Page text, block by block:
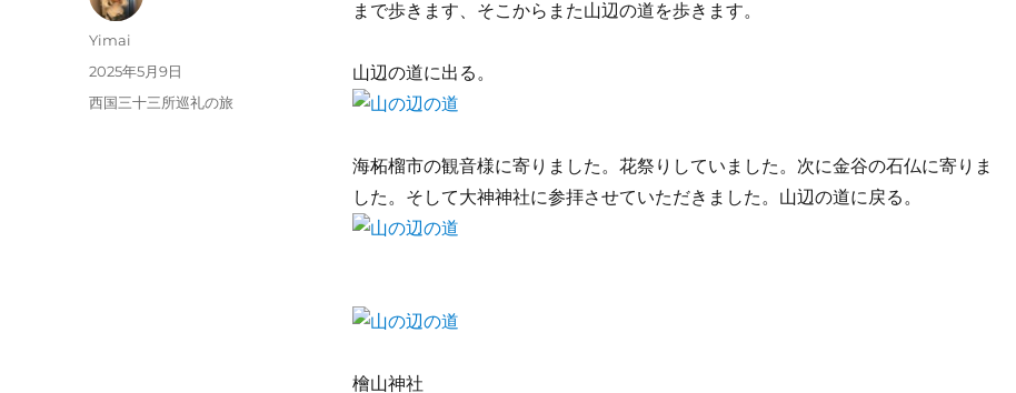
まで歩きます、そこからまた山辺の道を歩きます。
山辺の道に出る。
海柘榴市の観音様に寄りました。花祭りしていました。次に金谷の石仏に寄りま
した。そして大神神社に参拝させていただきました。山辺の道に戻る。
檜山神社
投
Yimai
投
稿
2025年5月9日
カ
西国三十三所巡礼の旅